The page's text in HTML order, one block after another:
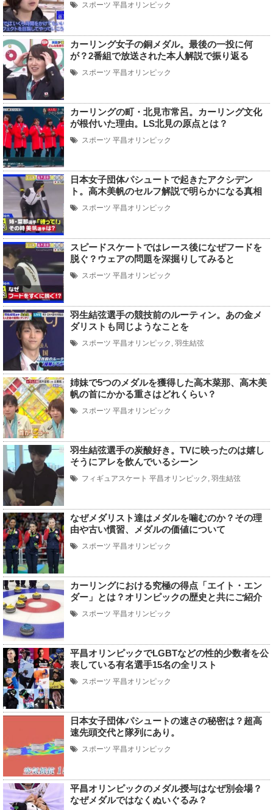
スポーツ 平昌オリンピック
カーリング女子の銅メダル。最後の一投に何
が？2番組で放送された本人解説で振り返る
スポーツ 平昌オリンピック
カーリングの町・北見市常呂。カーリング文化
が根付いた理由。LS北見の原点とは？
スポーツ 平昌オリンピック
日本女子団体パシュートで起きたアクシデン
ト。高木美帆のセルフ解説で明らかになる真相
スポーツ 平昌オリンピック
スピードスケートではレース後になぜフードを
脱ぐ？ウェアの問題を深掘りしてみると
スポーツ 平昌オリンピック
羽生結弦選手の競技前のルーティン。あの金メ
ダリストも同じようなことを
スポーツ 平昌オリンピック , 羽生結弦
姉妹で5つのメダルを獲得した高木菜那、高木美
帆の首にかかる重さはどれくらい？
スポーツ 平昌オリンピック
羽生結弦選手の炭酸好き。TVに映ったのは嬉し
そうにアレを飲んでいるシーン
フィギュアスケート 平昌オリンピック , 羽生結弦
なぜメダリスト達はメダルを噛むのか？その理
由や古い慣習、メダルの価値について
スポーツ 平昌オリンピック
カーリングにおける究極の得点「エイト・エン
ダー」とは？オリンピックの歴史と共にご紹介
スポーツ 平昌オリンピック
平昌オリンピックでLGBTなどの性的少数者を公
表している有名選手15名の全リスト
スポーツ 平昌オリンピック
日本女子団体パシュートの速さの秘密は？超高
速先頭交代と隊列にあり。
スポーツ 平昌オリンピック
平昌オリンピックのメダル授与はなぜ別会場？
なぜメダルではなくぬいぐるみ？